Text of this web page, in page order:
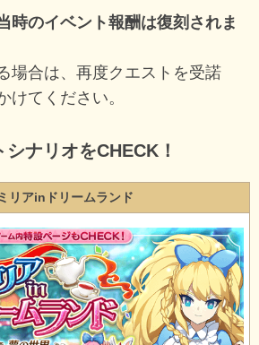
時のイベント報酬は復刻されま
場合は、再度クエストを受諾
けてください。
ナリオをCHECK！
リアinドリームランド